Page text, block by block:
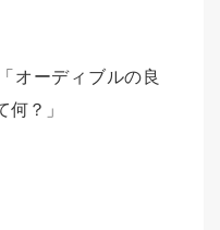
「オーディブルの良
何？」